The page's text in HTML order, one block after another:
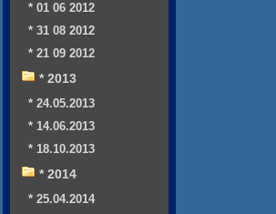
* 01 06 2012
* 31 08 2012
* 21 09 2012
* 2013
* 24.05.2013
* 14.06.2013
* 18.10.2013
* 2014
* 25.04.2014